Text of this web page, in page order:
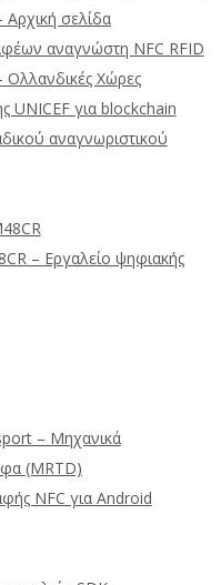
Αρχική σελίδα
αναγνώστη NFC RFID
Ολλανδικές Χώρες
UNICEF για blockchain
αναγνωριστικού
– Εργαλείο ψηφιακής
– Μηχανικά
(MRTD)
NFC για Android